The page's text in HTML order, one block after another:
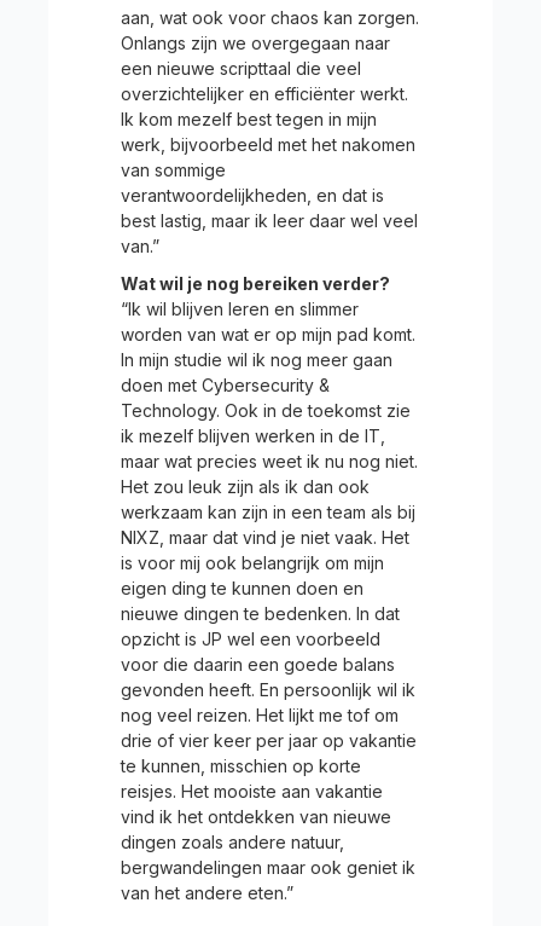
aan, wat ook voor chaos kan zorgen.
Onlangs zijn we overgegaan naar
een nieuwe scripttaal die veel
overzichtelijker en efficiënter werkt.
Ik kom mezelf best tegen in mijn
werk, bijvoorbeeld met het nakomen
van sommige
verantwoordelijkheden, en dat is
best lastig, maar ik leer daar wel veel
van.”
Wat wil je nog bereiken verder?
“Ik wil blijven leren en slimmer
worden van wat er op mijn pad komt.
In mijn studie wil ik nog meer gaan
doen met Cybersecurity &
Technology. Ook in de toekomst zie
ik mezelf blijven werken in de IT,
maar wat precies weet ik nu nog niet.
Het zou leuk zijn als ik dan ook
werkzaam kan zijn in een team als bij
NIXZ, maar dat vind je niet vaak. Het
is voor mij ook belangrijk om mijn
eigen ding te kunnen doen en
nieuwe dingen te bedenken. In dat
opzicht is JP wel een voorbeeld
voor die daarin een goede balans
gevonden heeft. En persoonlijk wil ik
nog veel reizen. Het lijkt me tof om
drie of vier keer per jaar op vakantie
te kunnen, misschien op korte
reisjes. Het mooiste aan vakantie
vind ik het ontdekken van nieuwe
dingen zoals andere natuur,
bergwandelingen maar ook geniet ik
van het andere eten.”